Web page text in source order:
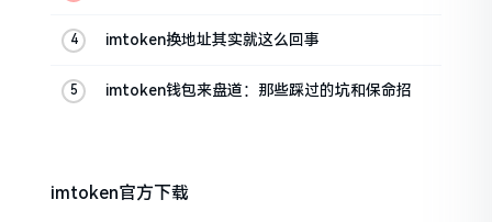
imtoken换地址其实就这么回事
imtoken钱包来盘道：那些踩过的坑和保命招
imtoken官方下载